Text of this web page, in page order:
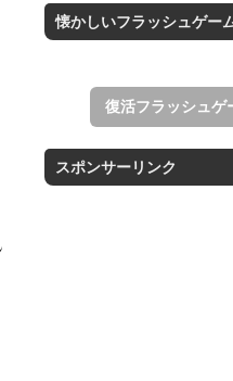
THE
王国を構築
懐かしいフラッシュゲー
復活フラッシュゲ
スポンサーリンク